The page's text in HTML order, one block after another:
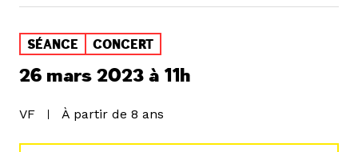
SÉANCE CONCERT
26 mars 2023 à 11h
VF À partir de 8 ans